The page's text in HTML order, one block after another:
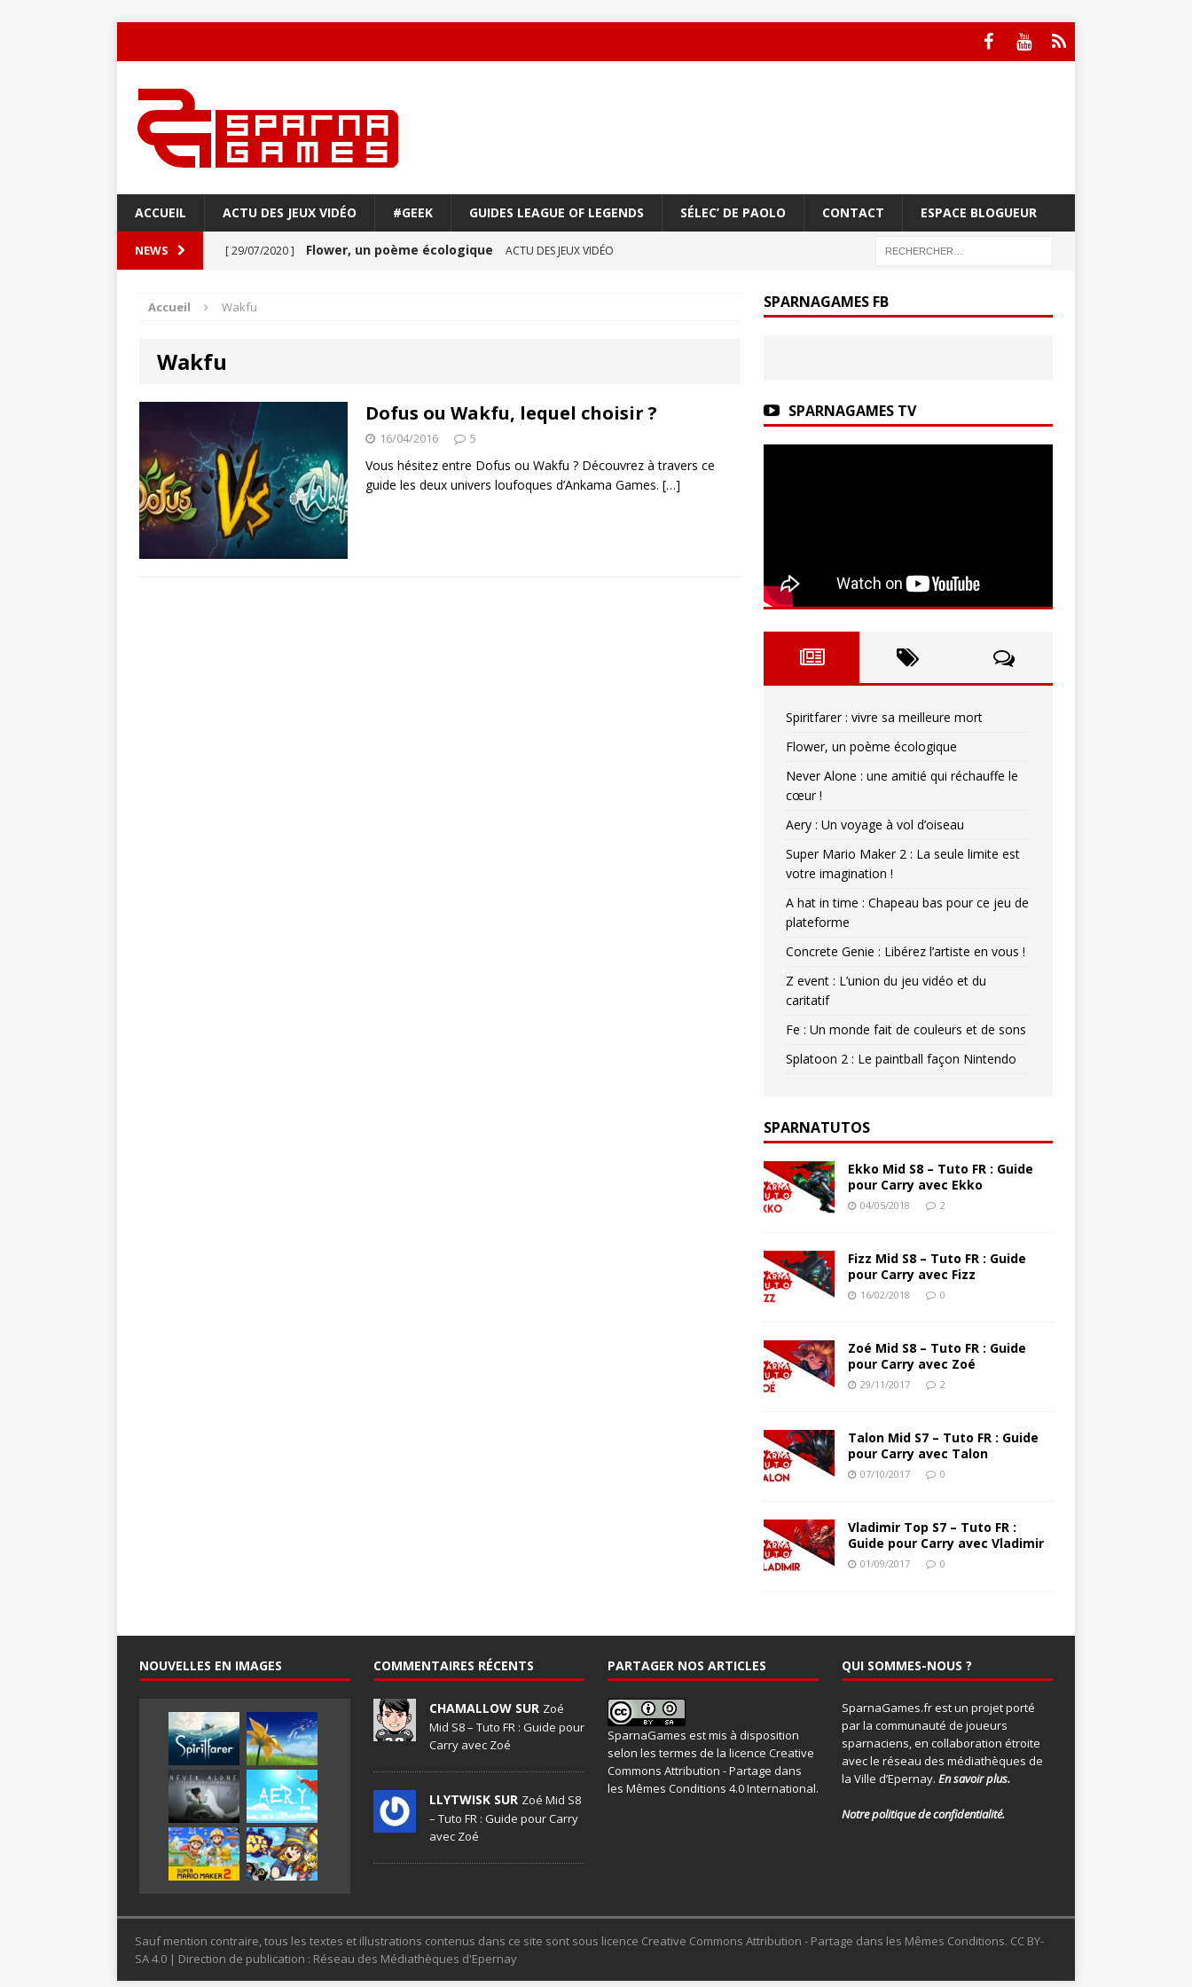
ACCUEIL ACTU DES JEUX VIDÉO #GEEK GUIDES LEAGUE OF LEGENDS SÉLEC’ DE PAOLO CONTACT ESPACE BLOGUEUR
NEWS [ 29/07/2020 ] Flower, un poème écologique ACTU DES JEUX VIDÉO
[ 21/03/2020 ] Super Mario Maker 2 : La seule limite est votre imagination !
ACTU DES JEUX VIDÉO
[ 03/10/2020 ] Spiritfarer : vivre sa meilleure mort ACTU DES JEUX VIDÉO
Accueil Wakfu
Wakfu
Dofus ou Wakfu, lequel choisir ?
16/04/2016 5
Vous hésitez entre Dofus ou Wakfu ? Découvrez à travers ce
guide les deux univers loufoques d’Ankama Games. […]
SPARNAGAMES FB
SPARNAGAMES TV
Spiritfarer : vivre sa meilleure mort
Flower, un poème écologique
Never Alone : une amitié qui réchauffe le
cœur !
Aery : Un voyage à vol d’oiseau
Super Mario Maker 2 : La seule limite est
votre imagination !
A hat in time : Chapeau bas pour ce jeu de
plateforme
Concrete Genie : Libérez l’artiste en vous !
Z event : L’union du jeu vidéo et du
caritatif
Fe : Un monde fait de couleurs et de sons
Splatoon 2 : Le paintball façon Nintendo
SPARNATUTOS
Ekko Mid S8 – Tuto FR : Guide
pour Carry avec Ekko
04/05/2018 2
Fizz Mid S8 – Tuto FR : Guide
pour Carry avec Fizz
16/02/2018 0
Zoé Mid S8 – Tuto FR : Guide
pour Carry avec Zoé
29/11/2017 2
Talon Mid S7 – Tuto FR : Guide
pour Carry avec Talon
07/10/2017 0
Vladimir Top S7 – Tuto FR :
Guide pour Carry avec Vladimir
01/09/2017 0
NOUVELLES EN IMAGES COMMENTAIRES RÉCENTS
CHAMALLOW SUR Zoé
Mid S8 – Tuto FR : Guide pour
Carry avec Zoé
LLYTWISK SUR Zoé Mid S8
– Tuto FR : Guide pour Carry
avec Zoé
PARTAGER NOS ARTICLES
SparnaGames est mis à disposition
selon les termes de la licence Creative
Commons Attribution - Partage dans
les Mêmes Conditions 4.0 International.
QUI SOMMES-NOUS ?
SparnaGames.fr est un projet porté
par la communauté de joueurs
sparnaciens, en collaboration étroite
avec le réseau des médiathèques de
la Ville d’Epernay. En savoir plus.
Notre politique de confidentialité.
Sauf mention contraire, tous les textes et illustrations contenus dans ce site sont sous licence Creative Commons Attribution - Partage dans les Mêmes Conditions. CC BY-
SA 4.0 | Direction de publication : Réseau des Médiathèques d'Epernay